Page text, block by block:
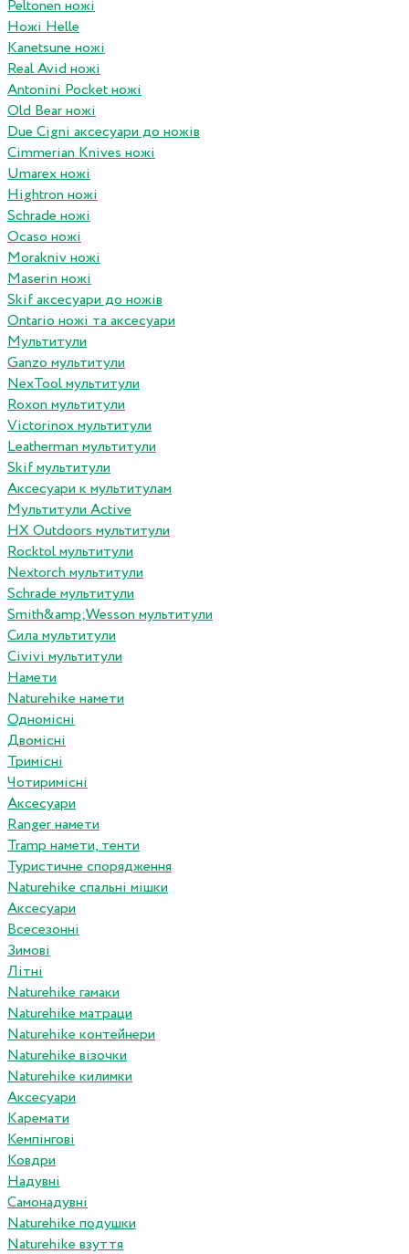
Peltonen ножі
Ножі Helle
Kanetsune ножі
Real Avid ножі
Antonini Pocket ножі
Old Bear ножі
Due Cigni аксесуари до ножів
Cimmerian Knives ножі
Umarex ножі
Hightron ножі
Schrade ножі
Ocaso ножі
Morakniv ножі
Maserin ножі
Skif аксесуари до ножів
Ontario ножі та аксесуари
Мультитули
Ganzo мультитули
NexTool мультитули
Roxon мультитули
Victorinox мультитули
Leatherman мультитули
Skif мультитули
Аксесуари к мультитулам
Мультитули Active
HX Outdoors мультитули
Rocktol мультитули
Nextorch мультитули
Schrade мультитули
Smith&amp;Wesson мультитули
Сила мультитули
Civivi мультитули
Намети
Naturehike намети
Одномісні
Двомісні
Тримісні
Чотиримісні
Аксесуари
Ranger намети
Tramp намети, тенти
Туристичне спорядження
Naturehike спальні мішки
Аксесуари
Всесезонні
Зимові
Літні
Naturehike гамаки
Naturehike матраци
Naturehike контейнери
Naturehike візочки
Naturehike килимки
Аксесуари
Каремати
Кемпінгові
Ковдри
Надувні
Самонадувні
Naturehike подушки
Naturehike взуття